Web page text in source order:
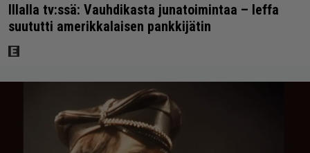
Illalla tv:ssä: Vauhdikasta junatoimintaa – leffa
suututti amerikkalaisen pankkijätin